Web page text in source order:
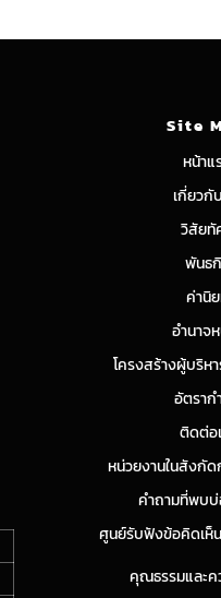
Site
หน้าแ
เกี่ยวกั
วิสัยทั
พันธ
ค่านิ
อำนาจ
โครงสร้างผู้บริห
อัตราก
ติดต่อ
หน่วยงานในสังกั
คำถามที่พบบ่
ศูนย์รับฟังข้อคิดเห็
คุณธรรมและค